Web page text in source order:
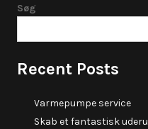
Søg
Recent Posts
Varmepumpe service
Skab et fantastisk